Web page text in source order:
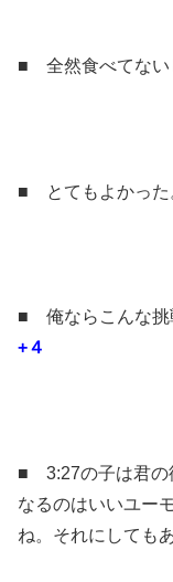
■ 全然食べてない
■ とてもよかった
■ 俺ならこんな挑
+４
■ 3:27の子は君の
なるのはいいユー
ね。それにしても